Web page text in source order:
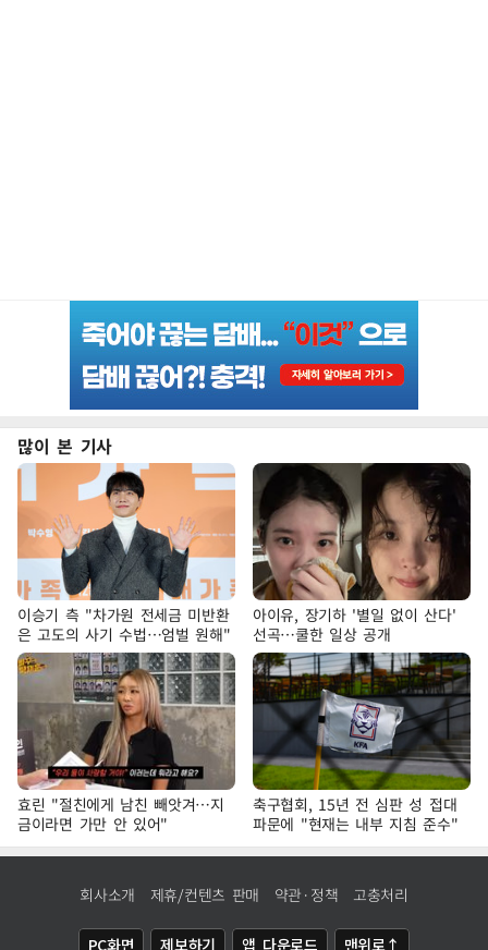
많이 본 기사
이승기 측 "차가원 전세금 미반환
은 고도의 사기 수법…엄벌 원해"
아이유, 장기하 '별일 없이 산다'
선곡…쿨한 일상 공개
효린 "절친에게 남친 빼앗겨…지
금이라면 가만 안 있어"
축구협회, 15년 전 심판 성 접대
파문에 "현재는 내부 지침 준수"
회사소개 제휴/컨텐츠 판매 약관·정책 고충처리
PC화면 제보하기 앱 다운로드 맨위로↑